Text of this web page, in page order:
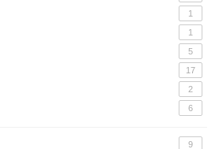
1
1
5
17
2
6
9